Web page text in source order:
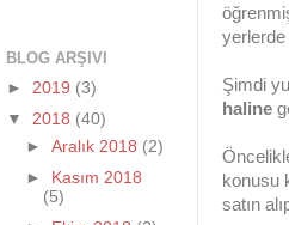
yerlerde
Şimdi
haline
konusu
satın
BLOG ARŞIVI
► 2019 (3)
▼ 2018 (40)
►Aralık 2018 (2)
► Kasım 2018
(5)